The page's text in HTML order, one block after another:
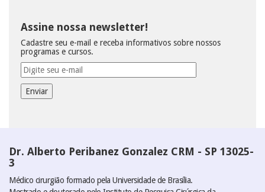
Assine nossa newsletter!
Cadastre seu e-mail e receba informativos sobre nossos
programas e cursos.
Dr. Alberto Peribanez Gonzalez CRM - SP 13025-
3
Médico cirurgião formado pela Universidade de Brasília.